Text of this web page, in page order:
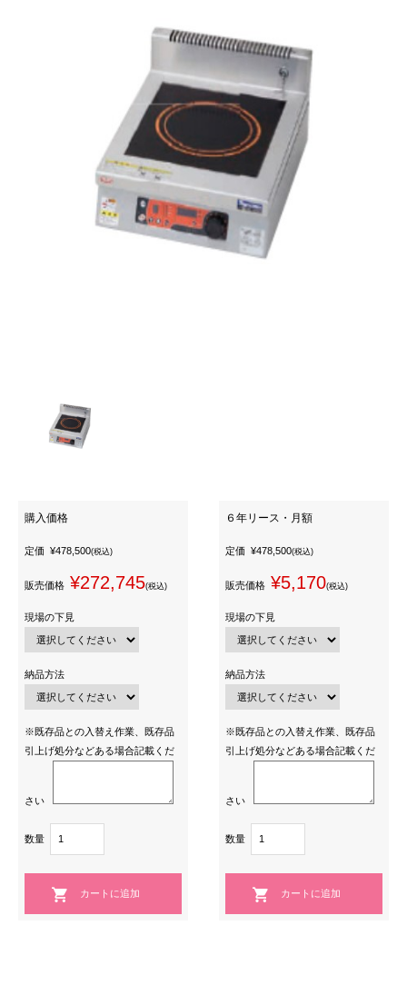
購入価格
定価 ¥478,500(税込)
販売価格 ¥272,745(税込)
現場の下見
納品方法
※既存品との入替え作業、既存品
引上げ処分などある場合記載くだ
さい
数量
６年リース・月額
定価 ¥478,500(税込)
販売価格 ¥5,170(税込)
現場の下見
納品方法
※既存品との入替え作業、既存品
引上げ処分などある場合記載くだ
さい
数量